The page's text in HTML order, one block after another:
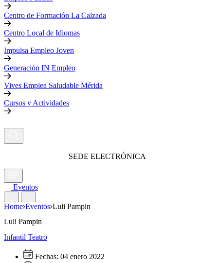
Centro de Formación La Calzada
Centro Local de Idiomas
Impulsa Empleo Joven
Generación IN Empleo
Vives Emplea Saludable Mérida
Cursos y Actividades
SEDE ELECTRÓNICA
Eventos
Home Eventos Luli Pampin
Luli Pampin
Infantil Teatro
Fechas: 04 enero 2022